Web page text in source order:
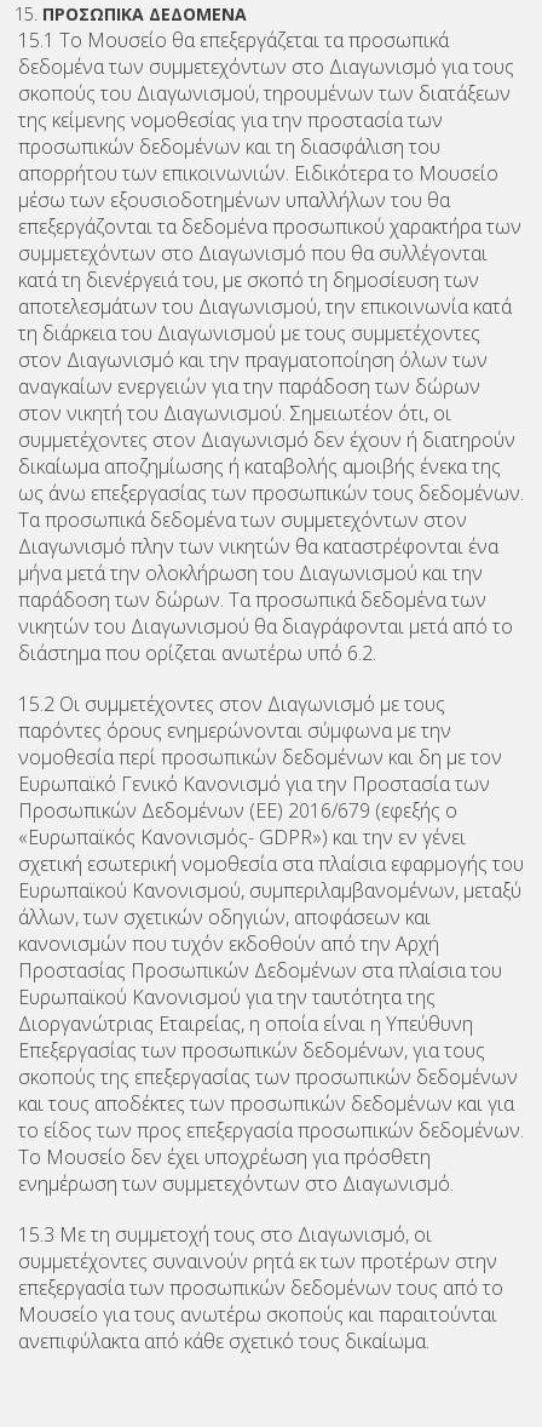
ΠΡΟΣΩΠΙΚΑ ΔΕΔΟΜΕΝΑ
15.1 Το Μουσείο θα επεξεργάζεται τα προσωπικά
δεδομένα των συμμετεχόντων στο Διαγωνισμό για τους
σκοπούς του Διαγωνισμού, τηρουμένων των διατάξεων
της κείμενης νομοθεσίας για την προστασία των
προσωπικών δεδομένων και τη διασφάλιση του
απορρήτου των επικοινωνιών. Ειδικότερα το Μουσείο
μέσω των εξουσιοδοτημένων υπαλλήλων του θα
επεξεργάζονται τα δεδομένα προσωπικού χαρακτήρα των
συμμετεχόντων στο Διαγωνισμό που θα συλλέγονται
κατά τη διενέργειά του, με σκοπό τη δημοσίευση των
αποτελεσμάτων του Διαγωνισμού, την επικοινωνία κατά
τη διάρκεια του Διαγωνισμού με τους συμμετέχοντες
στον Διαγωνισμό και την πραγματοποίηση όλων των
αναγκαίων ενεργειών για την παράδοση των δώρων
στον νικητή του Διαγωνισμού. Σημειωτέον ότι, οι
συμμετέχοντες στον Διαγωνισμό δεν έχουν ή διατηρούν
δικαίωμα αποζημίωσης ή καταβολής αμοιβής ένεκα της
ως άνω επεξεργασίας των προσωπικών τους δεδομένων.
Τα προσωπικά δεδομένα των συμμετεχόντων στον
Διαγωνισμό πλην των νικητών θα καταστρέφονται ένα
μήνα μετά την ολοκλήρωση του Διαγωνισμού και την
παράδοση των δώρων. Τα προσωπικά δεδομένα των
νικητών του Διαγωνισμού θα διαγράφονται μετά από το
διάστημα που ορίζεται ανωτέρω υπό 6.2.
15.2 Οι συμμετέχοντες στον Διαγωνισμό με τους
παρόντες όρους ενημερώνονται σύμφωνα με την
νομοθεσία περί προσωπικών δεδομένων και δη με τον
Ευρωπαϊκό Γενικό Κανονισμό για την Προστασία των
Προσωπικών Δεδομένων (ΕΕ) 2016/679 (εφεξής ο
«Ευρωπαϊκός Κανονισμός- GDPR») και την εν γένει
σχετική εσωτερική νομοθεσία στα πλαίσια εφαρμογής του
Ευρωπαϊκού Κανονισμού, συμπεριλαμβανομένων, μεταξύ
άλλων, των σχετικών οδηγιών, αποφάσεων και
κανονισμών που τυχόν εκδοθούν από την Αρχή
Προστασίας Προσωπικών Δεδομένων στα πλαίσια του
Ευρωπαϊκού Κανονισμού για την ταυτότητα της
Διοργανώτριας Εταιρείας, η οποία είναι η Υπεύθυνη
Επεξεργασίας των προσωπικών δεδομένων, για τους
σκοπούς της επεξεργασίας των προσωπικών δεδομένων
και τους αποδέκτες των προσωπικών δεδομένων και για
το είδος των προς επεξεργασία προσωπικών δεδομένων.
Το Μουσείο δεν έχει υποχρέωση για πρόσθετη
ενημέρωση των συμμετεχόντων στο Διαγωνισμό.
15.3 Με τη συμμετοχή τους στο Διαγωνισμό, οι
συμμετέχοντες συναινούν ρητά εκ των προτέρων στην
επεξεργασία των προσωπικών δεδομένων τους από το
Μουσείο για τους ανωτέρω σκοπούς και παραιτούνται
ανεπιφύλακτα από κάθε σχετικό τους δικαίωμα.